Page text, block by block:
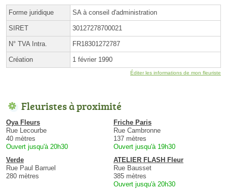
Forme juridique SA à conseil d'administration
SIRET 30127278700021
N° TVA Intra. FR18301272787
Création 1 février 1990
Éditer les informations de mon fleuriste
Fleuristes à proximité
Oya Fleurs
Rue Lecourbe
40 mètres
Ouvert jusqu'à 20h30
Friche Paris
Rue Cambronne
137 mètres
Ouvert jusqu'à 19h30
Verde
Rue Paul Barruel
280 mètres
ATELIER FLASH Fleur
Rue Bausset
385 mètres
Ouvert jusqu'à 20h30